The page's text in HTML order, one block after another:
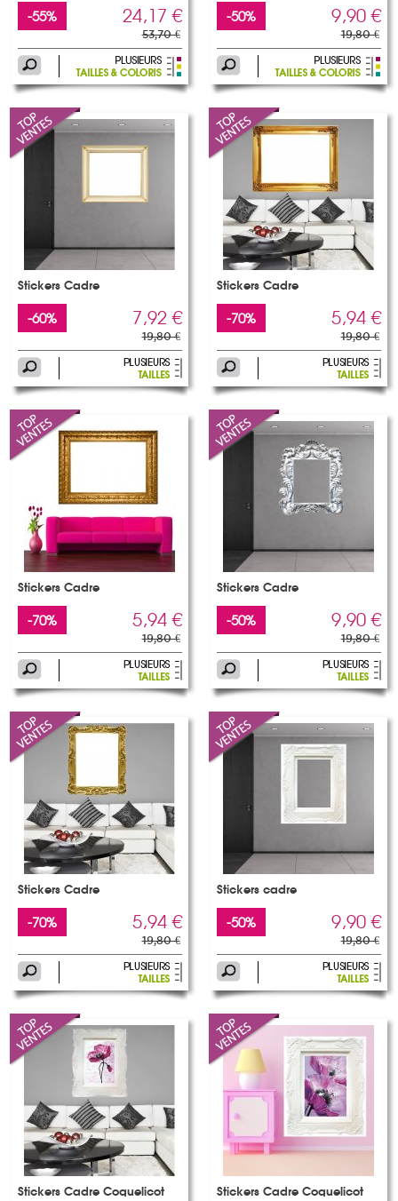
-55% 24,17 €
53,70 €
-50% 9,90 €
19,80 €
Stickers Cadre
-60% 7,92 €
19,80 €
Stickers Cadre
-70% 5,94 €
19,80 €
Stickers Cadre
-70% 5,94 €
19,80 €
Stickers Cadre
-50% 9,90 €
19,80 €
Stickers Cadre
-70% 5,94 €
19,80 €
Stickers cadre
-50% 9,90 €
19,80 €
Stickers Cadre Coquelicot Stickers Cadre Coquelicot